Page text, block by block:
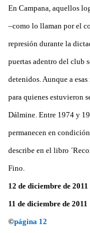
En Campana, aquellos
–como lo llaman por el
represión durante la
puertas adentro del club
detenidos. Aunque a
para quienes estuvieron
Dálmine. Entre 1974 y
permanecen en
describe en el libro
Fino.
12 de diciembre de 2011
11 de diciembre de 2011
©página 12